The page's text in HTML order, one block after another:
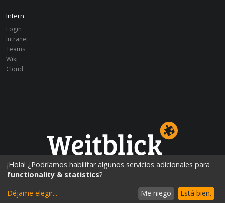
Intern
Login
Intranet
Teams
Wiki
Cloud
¡Educación mundialmente!
¡Hola! ¿Podríamos habilitar algunos servicios adicionales para
functionality & statistics?
Déjame elegir... Me niego Está bien.